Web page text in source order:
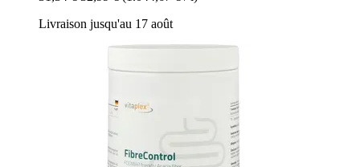
Livraison jusqu'au 17 août